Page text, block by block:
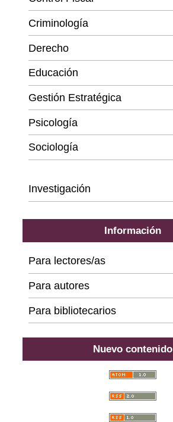
Criminología
Derecho
Educación
Gestión Estratégica
Psicología
Sociología
Investigación
Información
Para lectores/as
Para autores
Para bibliotecarios
Nuevo contenido